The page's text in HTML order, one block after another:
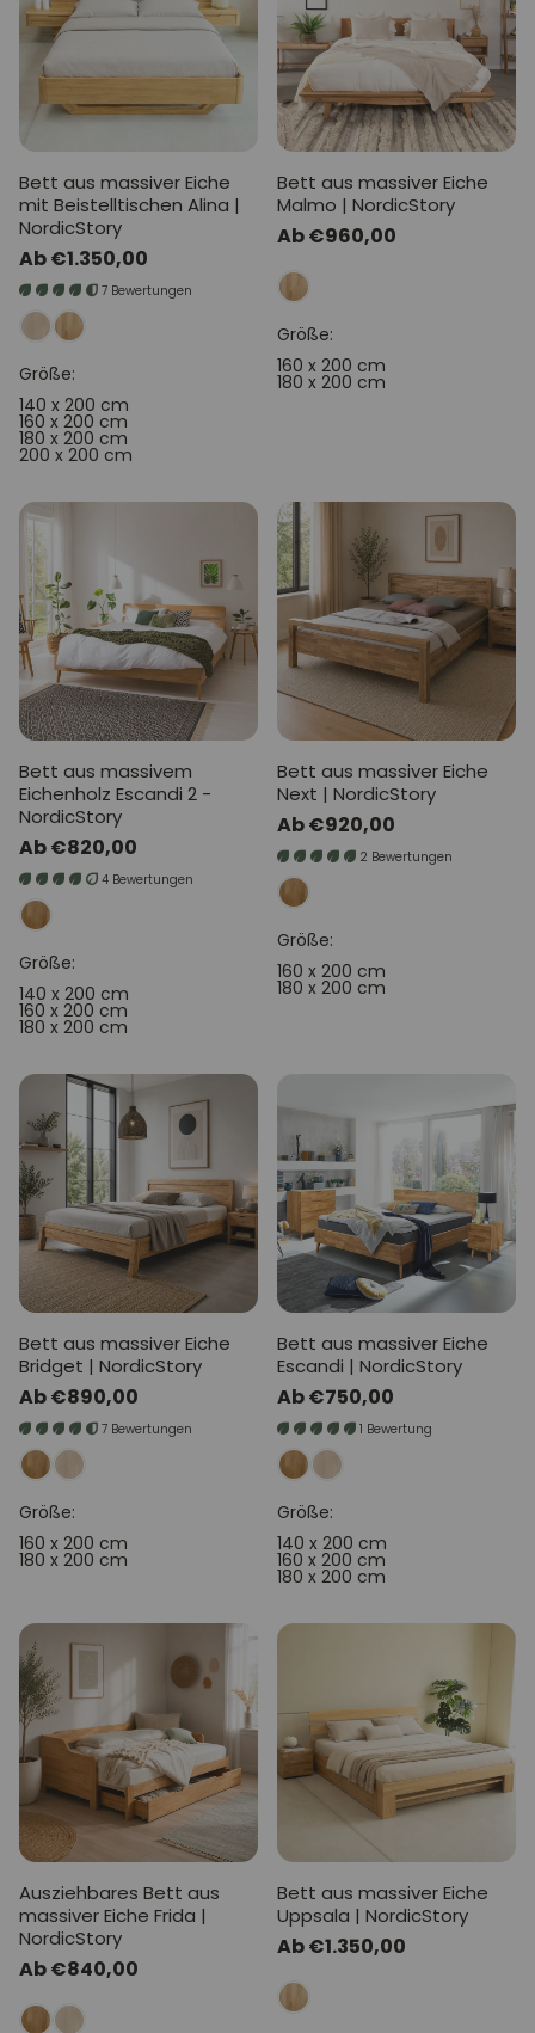
Bett aus massiver Eiche
mit Beistelltischen Alina |
NordicStory
Normaler
Preis
Ab €1.350,00
7 Bewertungen
Größe:
140 x 200 cm
160 x 200 cm
180 x 200 cm
200 x 200 cm
Bett aus massiver Eiche
Malmo | NordicStory
Normaler
Preis
Ab €960,00
Größe:
160 x 200 cm
180 x 200 cm
Bett aus massivem
Eichenholz Escandi 2 -
NordicStory
Normaler
Preis
Ab €820,00
4 Bewertungen
Größe:
140 x 200 cm
160 x 200 cm
180 x 200 cm
Bett aus massiver Eiche
Next | NordicStory
Normaler
Preis
Ab €920,00
2 Bewertungen
Größe:
160 x 200 cm
180 x 200 cm
Bett aus massiver Eiche
Bridget | NordicStory
Normaler
Preis
Ab €890,00
7 Bewertungen
Größe:
160 x 200 cm
180 x 200 cm
Bett aus massiver Eiche
Escandi | NordicStory
Normaler
Preis
Ab €750,00
1 Bewertung
Größe:
140 x 200 cm
160 x 200 cm
180 x 200 cm
Ausziehbares Bett aus
massiver Eiche Frida |
NordicStory
Normaler
Preis
Ab €840,00
Bett aus massiver Eiche
Uppsala | NordicStory
Normaler
Preis
Ab €1.350,00